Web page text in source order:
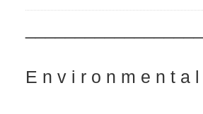
E n v i r o n m e n t a